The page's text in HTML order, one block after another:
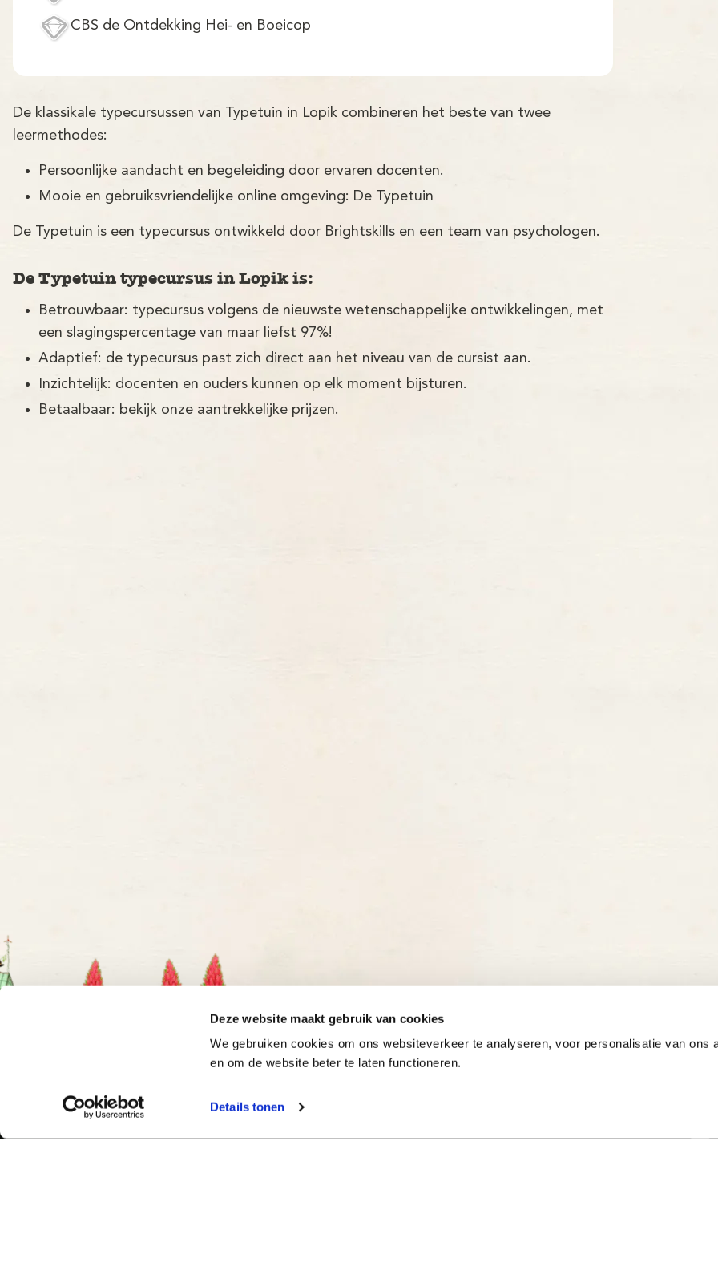
Deze website maakt gebruik van cookies
We gebruiken cookies om ons websiteverkeer te analyseren, voor personalisatie van ons
en om de website beter te laten functioneren.
Details tonen
CBS de Ontdekking Hei- en Boeicop
De klassikale typecursussen van Typetuin in Lopik combineren het beste van twee
leermethodes:
Persoonlijke aandacht en begeleiding door ervaren docenten.
Mooie en gebruiksvriendelijke online omgeving: De Typetuin
De Typetuin is een typecursus ontwikkeld door Brightskills en een team van psychologen.
De Typetuin typecursus in Lopik is:
Betrouwbaar: typecursus volgens de nieuwste wetenschappelijke ontwikkelingen, met
een slagingspercentage van maar liefst 97%!
Adaptief: de typecursus past zich direct aan het niveau van de cursist aan.
Inzichtelijk: docenten en ouders kunnen op elk moment bijsturen.
Betaalbaar: bekijk onze aantrekkelijke prijzen.